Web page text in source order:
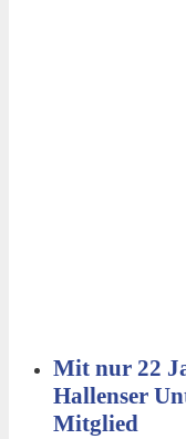
Mit nur 22
Hallenser
Mitglied